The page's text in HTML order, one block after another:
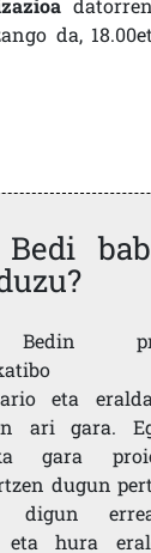
datorren
da,
eta
ari gara.
gara
dugun
digun
eta hura